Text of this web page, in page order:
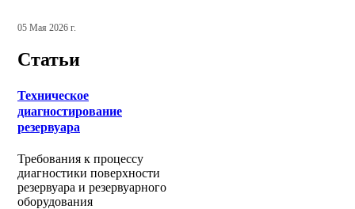
05 Мая 2026 г.
Статьи
Техническое
диагностирование
резервуара
Требования к процессу
диагностики поверхности
резервуара и резервуарного
оборудования